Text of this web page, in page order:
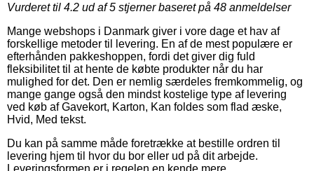
Vurderet til 4.2 ud af 5 stjerner baseret på 48 anmeldelser
Mange webshops i Danmark giver i vore dage et hav af
forskellige metoder til levering. En af de mest populære er
efterhånden pakkeshoppen, fordi det giver dig fuld
fleksibilitet til at hente de købte produkter når du har
mulighed for det. Den er nemlig særdeles fremkommelig, og
mange gange også den mindst kostelige type af levering
ved køb af Gavekort, Karton, Kan foldes som flad æske,
Hvid, Med tekst.
Du kan på samme måde foretrække at bestille ordren til
levering hjem til hvor du bor eller ud på dit arbejde.
Leveringsformen er i regelen en kende mere